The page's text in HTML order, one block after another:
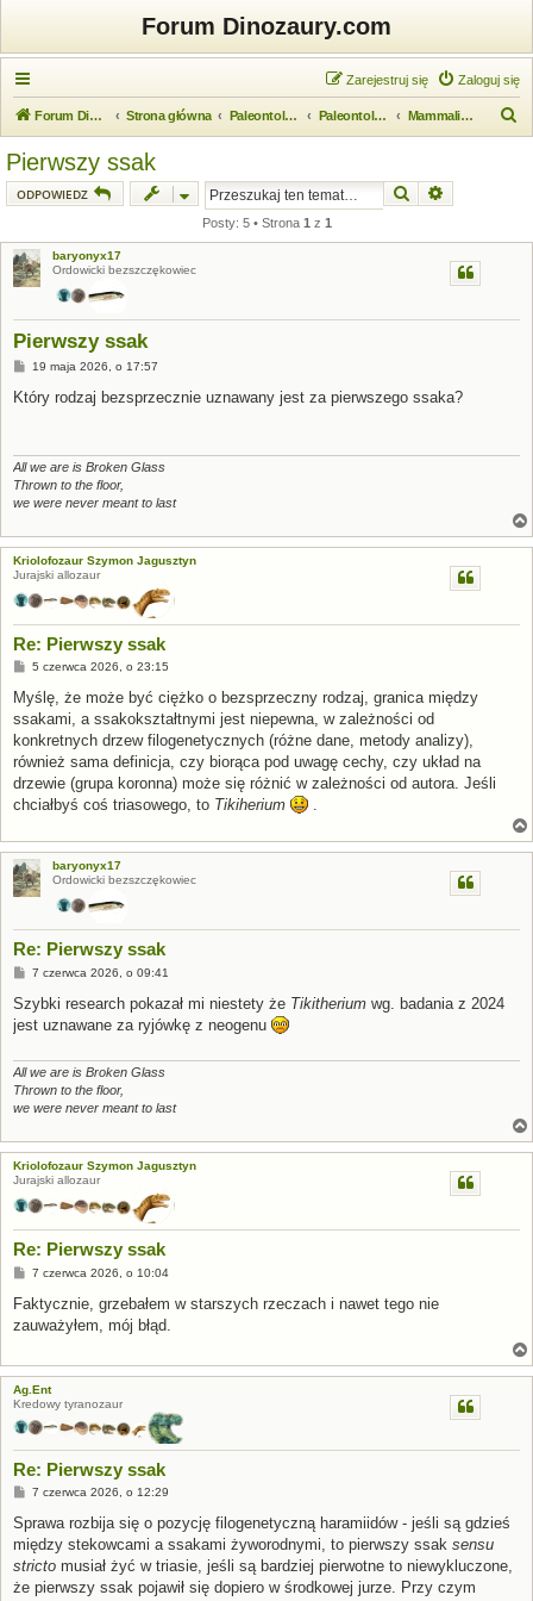
Forum Dinozaury.com
Zaloguj się
Zarejestruj się
Forum Dinozaury.com Strona główna Paleontologia Paleontologia kręgowców Mammalia (ssaki)
Pierwszy ssak
ODPOWIEDZ Szukaj
Posty: 5 • Strona 1 z 1
baryonyx17
Ordowicki bezszczękowiec
Pierwszy ssak
P
s
19 maja 2026, o 17:57
Który rodzaj bezsprzecznie uznawany jest za pierwszego ssaka?
All we are is Broken Glass
Thrown to the floor,
we were never meant to last
Kriolofozaur Szymon Jagusztyn
Jurajski allozaur
Re: Pierwszy ssak
P
s
t
5 czerwca 2026, o 23:15
Myślę, że może być ciężko o bezsprzeczny rodzaj, granica między
ssakami, a ssakokształtnymi jest niepewna, w zależności od
konkretnych drzew filogenetycznych (różne dane, metody analizy),
również sama definicja, czy biorąca pod uwagę cechy, czy układ na
drzewie (grupa koronna) może się różnić w zależności od autora. Jeśli
chciałbyś coś triasowego, to Tikiherium .
baryonyx17
Ordowicki bezszczękowiec
Re: Pierwszy ssak
P
s
7 czerwca 2026, o 09:41
Szybki research pokazał mi niestety że Tikitherium wg. badania z 2024
jest uznawane za ryjówkę z neogenu
All we are is Broken Glass
Thrown to the floor,
we were never meant to last
Kriolofozaur Szymon Jagusztyn
Jurajski allozaur
Re: Pierwszy ssak
P
s
7 czerwca 2026, o 10:04
Faktycznie, grzebałem w starszych rzeczach i nawet tego nie
zauważyłem, mój błąd.
Ag.Ent
Kredowy tyranozaur
Re: Pierwszy ssak
P
s
7 czerwca 2026, o 12:29
Sprawa rozbija się o pozycję filogenetyczną haramiidów - jeśli są gdzieś
między stekowcami a ssakami żyworodnymi, to pierwszy ssak sensu
stricto musiał żyć w triasie, jeśli są bardziej pierwotne to niewykluczone,
że pierwszy ssak pojawił się dopiero w środkowej jurze. Przy czym